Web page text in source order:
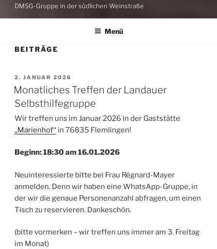
DMSG-Gruppe in der südlichen Weinstraße
Menü
BEITRÄGE
VERÖFFENTLICHT
AM
2. JANUAR 2026
Monatliches Treffen der Landauer
Selbsthilfegruppe
Wir treffen uns im Januar 2026 in der Gaststätte
„Marienhof“ in 76835 Flemlingen!
Beginn: 18:30 am 16.01.2026
Neuinteressierte bitte bei Frau Régnard-Mayer
anmelden. Denn wir haben eine WhatsApp-Gruppe, in
der wir die genaue Personenanzahl abfragen, um einen
Tisch zu reservieren. Dankeschön.
(bitte vormerken – wir treffen uns immer am 3. Freitag
im Monat)